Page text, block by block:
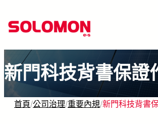
至
要
內
容
新門科技背書保證
首頁/公司治理/重要內規/新門科技背書